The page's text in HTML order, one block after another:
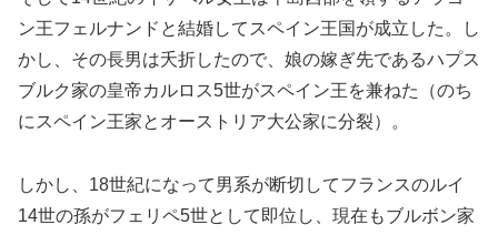
ン王フェルナンドと結婚してスペイン王国が成立した。し
かし、その長男は夭折したので、娘の嫁ぎ先であるハプス
ブルク家の皇帝カルロス5世がスペイン王を兼ねた（のち
にスペイン王家とオーストリア大公家に分裂）。
しかし、18世紀になって男系が断切してフランスのルイ
14世の孫がフェリペ5世として即位し、現在もブルボン家